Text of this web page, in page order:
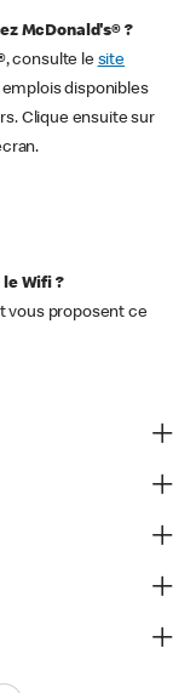
McDonald's® ?
consulte le site
disponibles
Clique ensuite sur
Wifi ?
vous proposent ce